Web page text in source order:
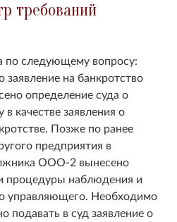
требований
по следующему вопросу:
на банкротство
определение суда о
качестве заявления о
Позже по ранее
предприятия в
ООО-2 вынесено
процедуры наблюдения и
управляющего. Необходимо
в суд заявление о